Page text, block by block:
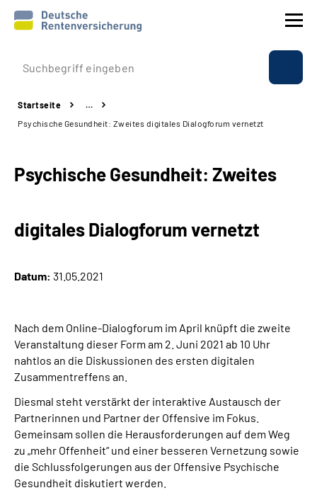
Prävention
Reha
Experten
Über uns & Presse
Suche
Inhalte in Gebärdensprache (DGS)
Leichte Sprache
Startseite
…
Psychische Gesundheit: Zweites digitales Dialogforum vernetzt
Psychische Gesundheit: Zweites
digitales Dialogforum vernetzt
Datum: 31.05.2021
Nach dem Online-Dialogforum im April knüpft die zweite
Veranstaltung dieser Form am 2. Juni 2021 ab 10 Uhr
nahtlos an die Diskussionen des ersten digitalen
Zusammentreffens an.
Diesmal steht verstärkt der interaktive Austausch der
Partnerinnen und Partner der Offensive im Fokus.
Gemeinsam sollen die Herausforderungen auf dem Weg
zu „mehr Offenheit“ und einer besseren Vernetzung sowie
die Schlussfolgerungen aus der Offensive Psychische
Gesundheit diskutiert werden.